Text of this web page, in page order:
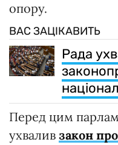
опору.
ВАС ЗАЦІКАВИТЬ
Рада
Перед цим
ухвалив закон